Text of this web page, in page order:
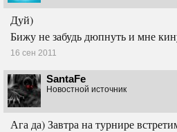
Дуй)
Бижу не забудь дюпнуть и мне
16 сен 2011
SantaFe
Новостной источник
Ага да) Завтра на турнире